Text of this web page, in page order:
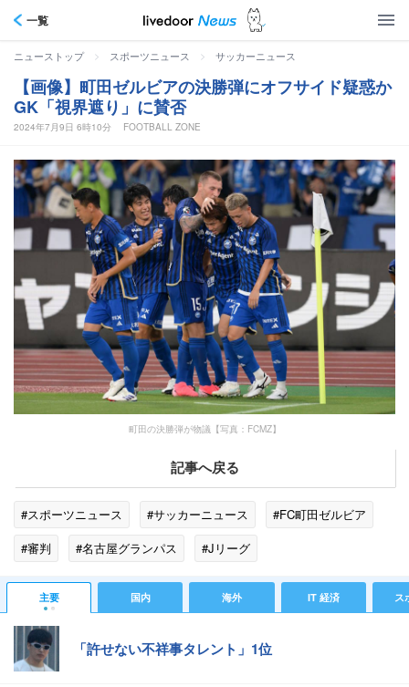
一覧
ニューストップ > スポーツニュース > サッカーニュース
【画像】町田ゼルビアの決勝弾にオフサイド疑惑か
GK「視界遮り」に賛否
2024年7月9日 6時10分 FOOTBALL ZONE
町田の決勝弾が物議【写真：FCMZ】
記事へ戻る
#スポーツニュース #サッカーニュース
#FC町田ゼルビア
#審判
#名古屋グランパス
#Jリーグ
#スポーツニュース・トピックス
主要 国内 海外 IT 経済 ス
「許せない不祥事タレント」1位